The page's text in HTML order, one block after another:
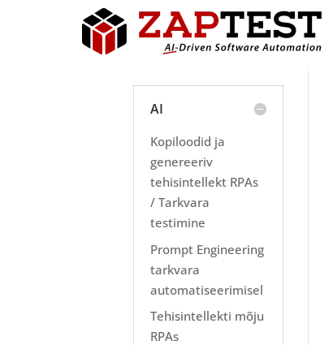
AI
Kopiloodid ja
genereeriv
tehisintellekt RPAs
/ Tarkvara
testimine
Prompt Engineering
tarkvara
automatiseerimisel
Tehisintellekti mõju
RPAs